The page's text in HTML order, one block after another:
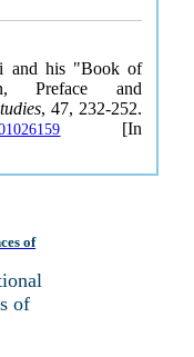
and his "Book of
Preface and
, 47, 232-252.
[In
of
of